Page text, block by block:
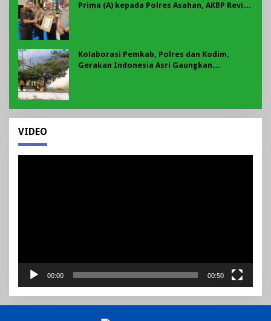
Prima (A) kepada Polres Asahan, AKBP Revi
Kolaborasi Pemkab, Polres dan Kodim,
Gerakan Indonesia Asri Gaungkan
VIDEO
00:00 00:50